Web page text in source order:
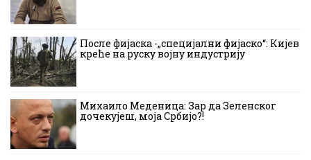
После фијаска -„специјални фијаско“: Кијев
креће на руску војну индустрију
Михаило Меденица: Зар да Зеленског
дочекујеш, моја Србијо?!